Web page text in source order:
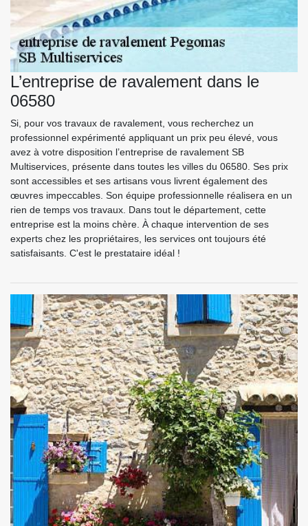
L’entreprise de ravalement dans le
06580
Si, pour vos travaux de ravalement, vous recherchez un
professionnel expérimenté appliquant un prix peu élevé, vous
avez à votre disposition l’entreprise de ravalement SB
Multiservices, présente dans toutes les villes du 06580. Ses prix
sont accessibles et ses artisans vous livrent également des
œuvres impeccables. Son équipe professionnelle réalisera en un
rien de temps vos travaux. Dans tout le département, cette
entreprise est la moins chère. À chaque intervention de ses
experts chez les propriétaires, les services ont toujours été
satisfaisants. C'est le prestataire idéal !